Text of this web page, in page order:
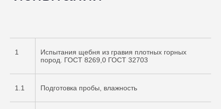
1
Испытания щебня из гравия плотных горных
пород. ГОСТ 8269,0 ГОСТ 32703
1.1 Подготовка пробы, влажность